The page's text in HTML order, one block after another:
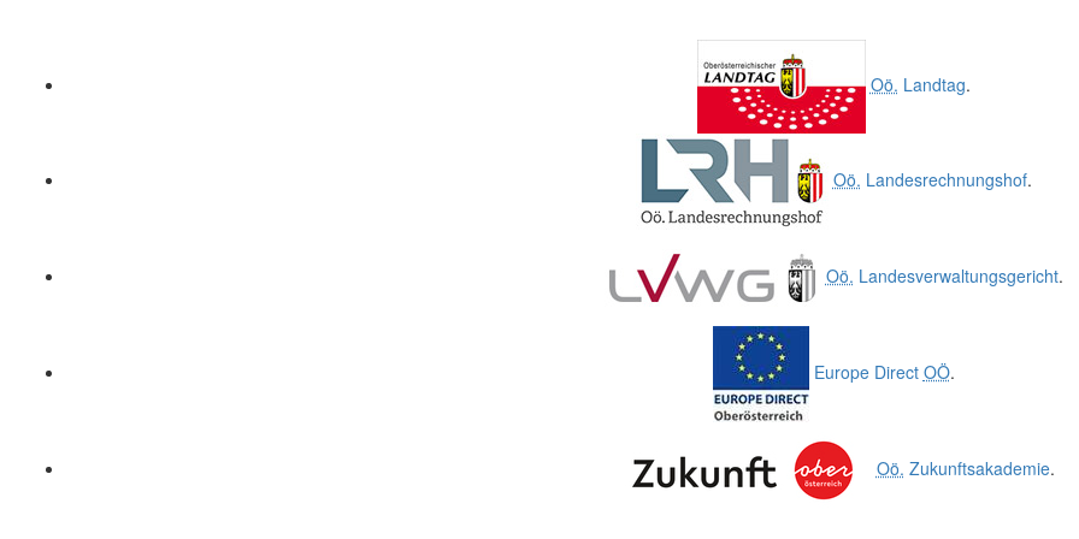
Oö. Landtag.
Oö. Landesrechnungshof.
Oö. Landesverwaltungsgericht.
Europe Direct OÖ.
Oö. Zukunftsakademie.